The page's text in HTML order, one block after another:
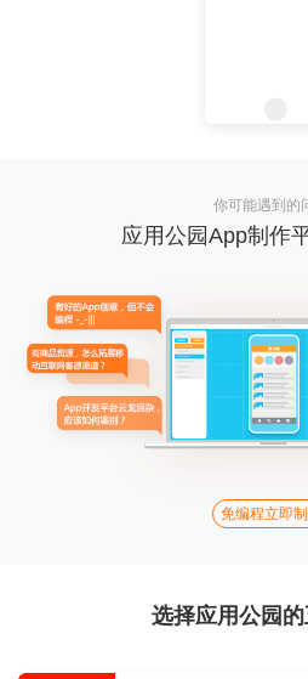
你可能遇到的
应用公园App制作
免编程立即
选择应用公园